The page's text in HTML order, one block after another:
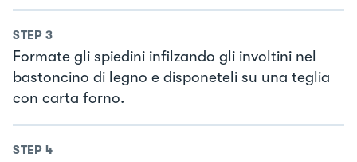
STEP 3
Formate gli spiedini infilzando gli involtini nel
bastoncino di legno e disponeteli su una teglia
con carta forno.
STEP 4